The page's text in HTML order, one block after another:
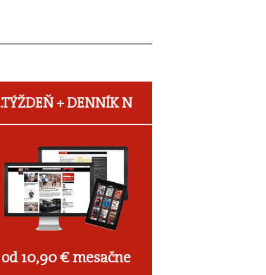
.TÝŽDEŇ +DENNÍK N
od 10,90 € mesačne